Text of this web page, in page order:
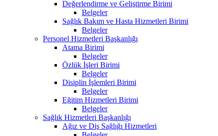
Değerlendirme ve Geliştirme Birimi
Belgeler
Sağlık Bakım ve Hasta Hizmetleri Birimi
Belgeler
Personel Hizmetleri Başkanlığı
Atama Birimi
Belgeler
Özlük İşleri Birimi
Belgeler
Disiplin İşlemleri Birimi
Belgeler
Eğitim Hizmetleri Birimi
Belgeler
Sağlık Hizmetleri Başkanlığı
Ağız ve Diş Sağlığı Hizmetleri